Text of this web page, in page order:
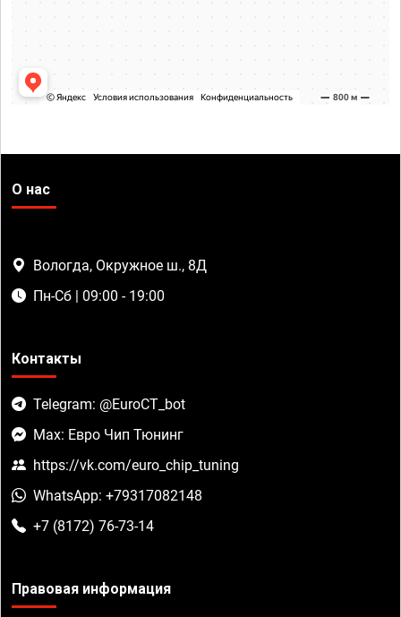
О нас
Вологда, Окружное ш., 8Д
Пн-Сб | 09:00 - 19:00
Контакты
Telegram: @EuroCT_bot
Max: Евро Чип Тюнинг
https://vk.com/euro_chip_tuning
WhatsApp: +79317082148
+7 (8172) 76-73-14
Правовая информация